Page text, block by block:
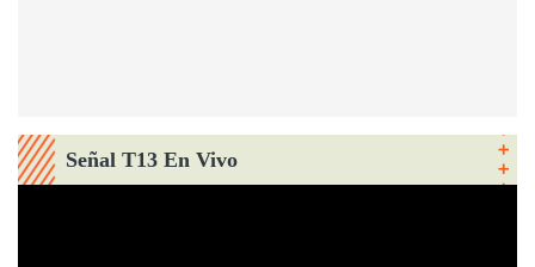
Señal T13 En Vivo